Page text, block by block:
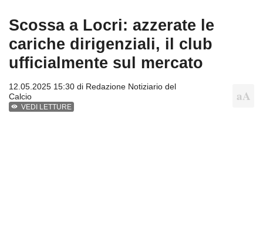
Scossa a Locri: azzerate le
cariche dirigenziali, il club
ufficialmente sul mercato
12.05.2025 15:30 di Redazione Notiziario del
Calcio
VEDI LETTURE